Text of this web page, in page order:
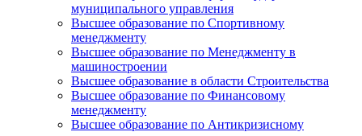
муниципального управления
Высшее образование по Спортивному
менеджменту
Высшее образование по Менеджменту в
машиностроении
Высшее образование в области Строительства
Высшее образование по Финансовому
менеджменту
Высшее образование по Антикризисному